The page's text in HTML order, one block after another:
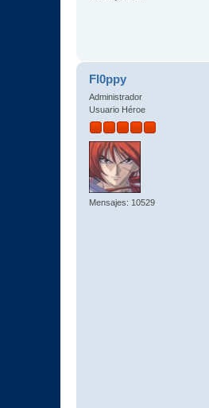
Fl0ppy
Administrador
Usuario Héroe
Mensajes: 10529